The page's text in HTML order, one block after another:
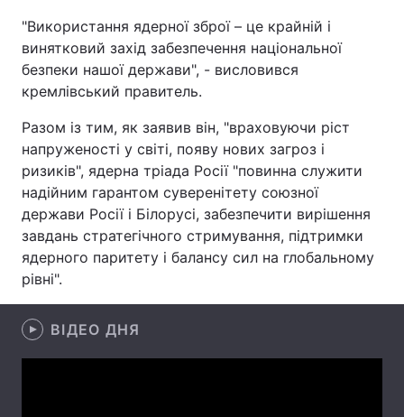
Техно і зв'язок Лайт
Зброя Інциденти
Цікавинки Погода
Екологія Регіони
Лонгріди
Відео з Youtube
Інтерв'ю
Архів Вакансії
"Використання ядерної зброї – це крайній і
винятковий захід забезпечення національної
безпеки нашої держави", - висловився
кремлівський правитель.
Разом із тим, як заявив він, "враховуючи ріст
напруженості у світі, появу нових загроз і
ризиків", ядерна тріада Росії "повинна служити
надійним гарантом суверенітету союзної
держави Росії і Білорусі, забезпечити вирішення
завдань стратегічного стримування, підтримки
ядерного паритету і балансу сил на глобальному
рівні".
ВІДЕО ДНЯ